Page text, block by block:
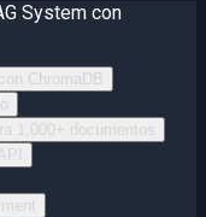
System con
ChromaDB
1,000+ documentos